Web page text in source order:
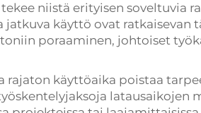
niistä erityisen soveltuvia
käyttö ovat ratkaisevan
poraaminen, johtoiset
käyttöaika poistaa
latausaikojen